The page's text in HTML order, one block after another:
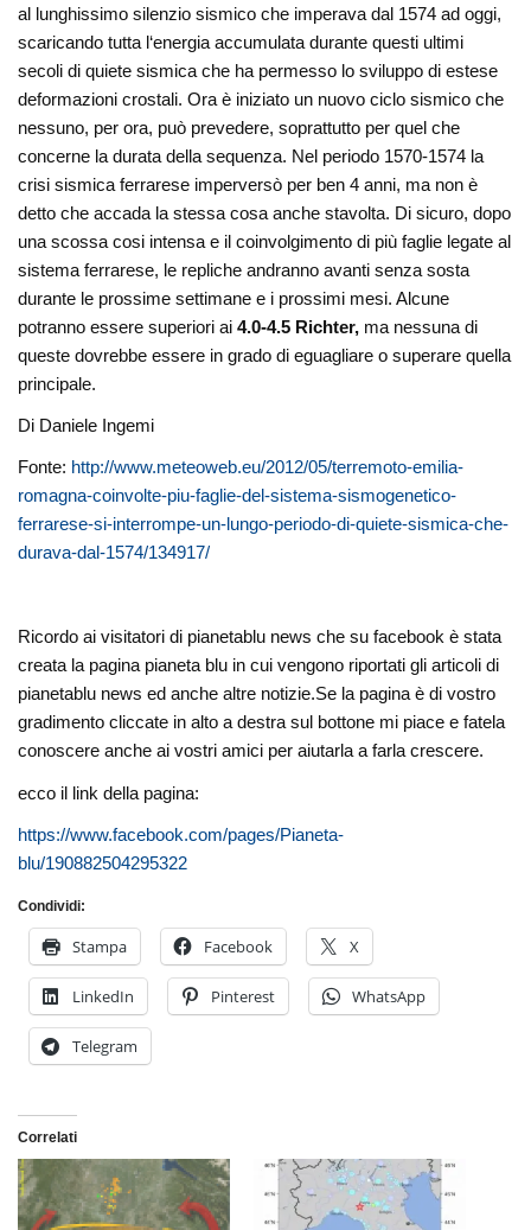
al lunghissimo silenzio sismico che imperava dal 1574 ad oggi,
scaricando tutta l‘energia accumulata durante questi ultimi
secoli di quiete sismica che ha permesso lo sviluppo di estese
deformazioni crostali. Ora è iniziato un nuovo ciclo sismico che
nessuno, per ora, può prevedere, soprattutto per quel che
concerne la durata della sequenza. Nel periodo 1570-1574 la
crisi sismica ferrarese imperversò per ben 4 anni, ma non è
detto che accada la stessa cosa anche stavolta. Di sicuro, dopo
una scossa cosi intensa e il coinvolgimento di più faglie legate al
sistema ferrarese, le repliche andranno avanti senza sosta
durante le prossime settimane e i prossimi mesi. Alcune
potranno essere superiori ai4.0-4.5 Richter, ma nessuna di
queste dovrebbe essere in grado di eguagliare o superare quella
principale.
Di Daniele Ingemi
Fonte: http://www.meteoweb.eu/2012/05/terremoto-emilia-
romagna-coinvolte-piu-faglie-del-sistema-sismogenetico-
ferrarese-si-interrompe-un-lungo-periodo-di-quiete-sismica-che-
durava-dal-1574/134917/
Ricordo ai visitatori di pianetablu news che su facebook è stata
creata la pagina pianeta blu in cui vengono riportati gli articoli di
pianetablu news ed anche altre notizie.Se la pagina è di vostro
gradimento cliccate in alto a destra sul bottone mi piace e fatela
conoscere anche ai vostri amici per aiutarla a farla crescere.
ecco il link della pagina:
https://www.facebook.com/pages/Pianeta-
blu/190882504295322
Condividi:
Stampa Facebook X
LinkedIn Pinterest WhatsApp
Telegram
Correlati